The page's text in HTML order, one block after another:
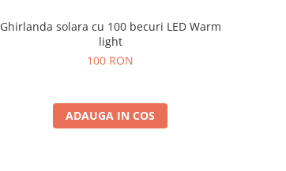
Ghirlanda solara cu 100 becuri LED Warm
light
100 RON
ADAUGA IN COS